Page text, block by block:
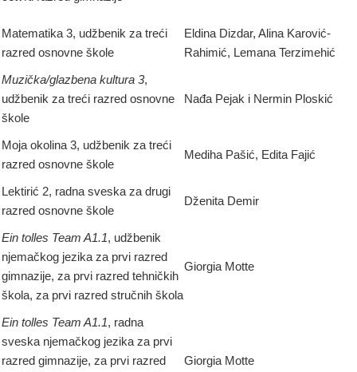
Matematika 3, udžbenik za treći
razred osnovne škole
Eldina Dizdar, Alina Karović-
Rahimić, Lemana Terzimehić
Muzička/glazbena kultura 3,
udžbenik za treći razred osnovne
škole
Nađa Pejak i Nermin Ploskić
Moja okolina 3, udžbenik za treći
razred osnovne škole
Mediha Pašić, Edita Fajić
Lektirić 2, radna sveska za drugi
razred osnovne škole
Dženita Demir
Ein tolles Team A1.1, udžbenik
njemačkog jezika za prvi razred
gimnazije, za prvi razred tehničkih
škola, za prvi razred stručnih škola
Giorgia Motte
Ein tolles Team A1.1, radna
sveska njemačkog jezika za prvi
razred gimnazije, za prvi razred
Giorgia Motte